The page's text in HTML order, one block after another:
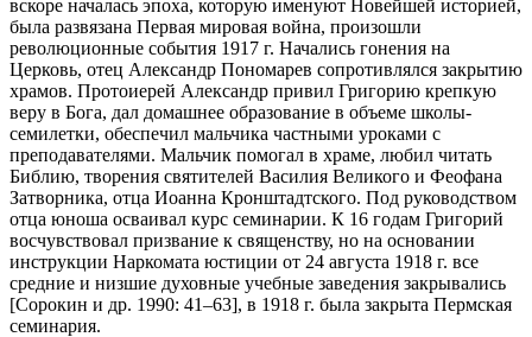
вскоре началась эпоха, которую именуют Новейшей историей,
была развязана Первая мировая война, произошли
революционные события 1917 г. Начались гонения на
Церковь, отец Александр Пономарев сопротивлялся закрытию
храмов. Протоиерей Александр привил Григорию крепкую
веру в Бога, дал домашнее образование в объеме школы-
семилетки, обеспечил мальчика частными уроками с
преподавателями. Мальчик помогал в храме, любил читать
Библию, творения святителей Василия Великого и Феофана
Затворника, отца Иоанна Кронштадтского. Под руководством
отца юноша осваивал курс семинарии. К 16 годам Григорий
восчувствовал призвание к священству, но на основании
инструкции Наркомата юстиции от 24 августа 1918 г. все
средние и низшие духовные учебные заведения закрывались
[Сорокин и др. 1990: 41–63], в 1918 г. была закрыта Пермская
семинария.